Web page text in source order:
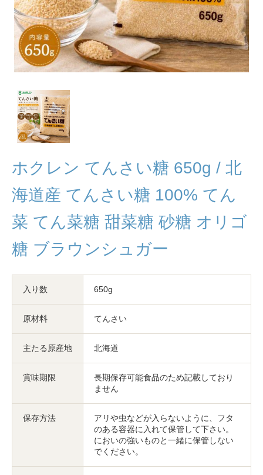
ホクレン てんさい糖 650g / 北
海道産 てんさい糖 100% てん
菜 てん菜糖 甜菜糖 砂糖 オリゴ
糖 ブラウンシュガー
入り数 650g
原材料 てんさい
主たる原産地 北海道
賞味期限
長期保存可能食品のため記載しており
ません
保存方法
アリや虫などが入らないように、フタ
のある容器に入れて保管して下さい。
においの強いものと一緒に保管しない
でください。